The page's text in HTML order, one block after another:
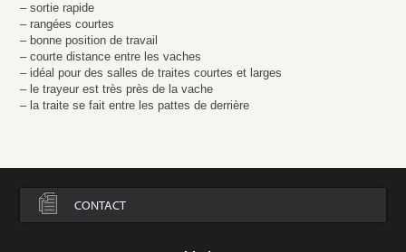
– sortie rapide
– rangées courtes
– bonne position de travail
– courte distance entre les vaches
– idéal pour des salles de traites courtes et larges
– le trayeur est très près de la vache
– la traite se fait entre les pattes de derrière
CONTACT